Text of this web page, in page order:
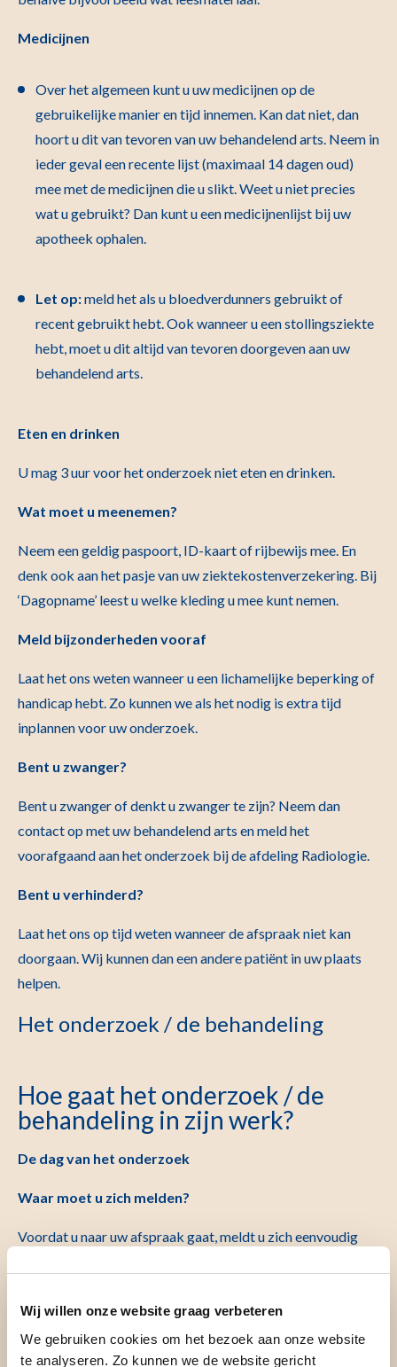
Wij willen onze website graag verbeteren
We gebruiken cookies om het bezoek aan onze website
te analyseren. Zo kunnen we de website gericht
Medicijnen
Over het algemeen kunt u uw medicijnen op de
gebruikelijke manier en tijd innemen. Kan dat niet, dan
hoort u dit van tevoren van uw behandelend arts. Neem in
ieder geval een recente lijst (maximaal 14 dagen oud)
mee met de medicijnen die u slikt. Weet u niet precies
wat u gebruikt? Dan kunt u een medicijnenlijst bij uw
apotheek ophalen.
Let op:meld het als u bloedverdunners gebruikt of
recent gebruikt hebt. Ook wanneer u een stollingsziekte
hebt, moet u dit altijd van tevoren doorgeven aan uw
behandelend arts.
Eten en drinken
U mag 3 uur voor het onderzoek niet eten en drinken.
Wat moet u meenemen?
Neem een geldig paspoort, ID-kaart of rijbewijs mee. En
denk ook aan het pasje van uw ziektekostenverzekering. Bij
‘Dagopname’ leest u welke kleding u mee kunt nemen.
Meld bijzonderheden vooraf
Laat het ons weten wanneer u een lichamelijke beperking of
handicap hebt. Zo kunnen we als het nodig is extra tijd
inplannen voor uw onderzoek.
Bent u zwanger?
Bent u zwanger of denkt u zwanger te zijn? Neem dan
contact op met uw behandelend arts en meld het
voorafgaand aan het onderzoek bij de afdeling Radiologie.
Bent u verhinderd?
Laat het ons op tijd weten wanneer de afspraak niet kan
doorgaan. Wij kunnen dan een andere patiënt in uw plaats
helpen.
Het onderzoek / de behandeling
Hoe gaat het onderzoek / de
behandeling in zijn werk?
De dag van het onderzoek
Waar moet u zich melden?
Voordat u naar uw afspraak gaat, meldt u zich eenvoudig
aanmeldzuil. Op het scherm van de aanmeldzuil wordt
getoond in welke wachtruimte u mag plaatsnemen.